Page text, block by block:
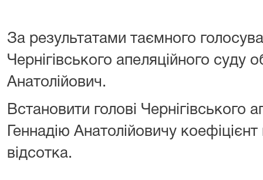
За результатами таємного
Чернігівського апеляційного суду
Анатолійович.
Встановити голові Чернігівського
Геннадію Анатолійовичу
відсотка.